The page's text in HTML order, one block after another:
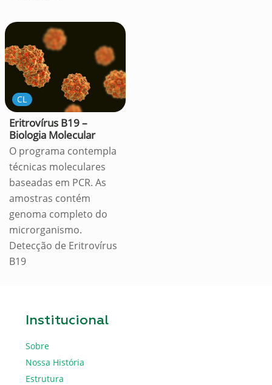
CL
Eritrovírus B19 –
Biologia Molecular
O programa contempla
técnicas moleculares
baseadas em PCR. As
amostras contém
genoma completo do
microrganismo.
Detecção de Eritrovírus
B19
Institucional
Sobre
Nossa História
Estrutura